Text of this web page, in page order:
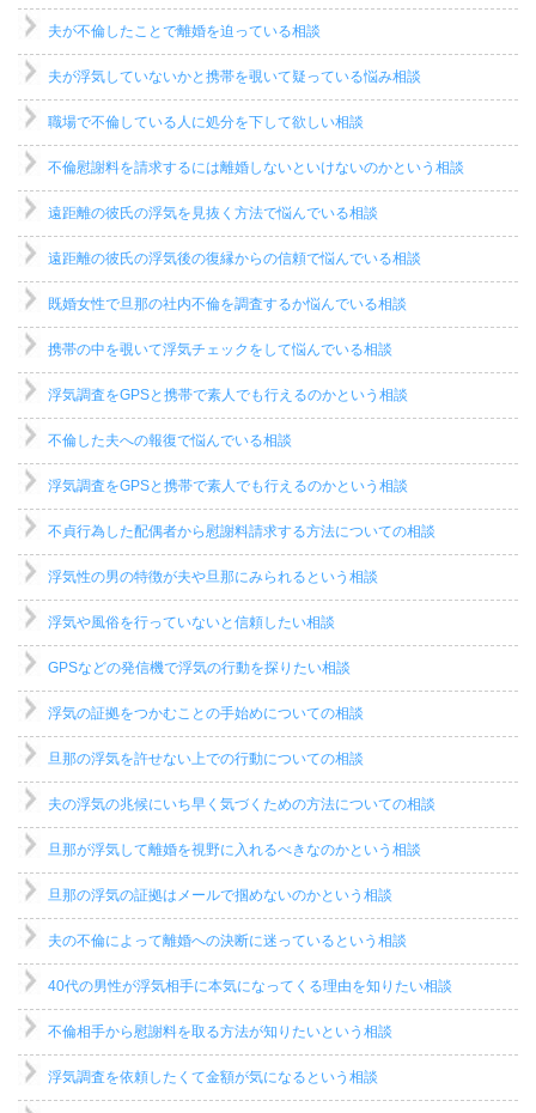
夫が不倫したことで離婚を迫っている相談
夫が浮気していないかと携帯を覗いて疑っている悩み相談
職場で不倫している人に処分を下して欲しい相談
不倫慰謝料を請求するには離婚しないといけないのかという相談
遠距離の彼氏の浮気を見抜く方法で悩んでいる相談
遠距離の彼氏の浮気後の復縁からの信頼で悩んでいる相談
既婚女性で旦那の社内不倫を調査するか悩んでいる相談
携帯の中を覗いて浮気チェックをして悩んでいる相談
浮気調査をGPSと携帯で素人でも行えるのかという相談
不倫した夫への報復で悩んでいる相談
浮気調査をGPSと携帯で素人でも行えるのかという相談
不貞行為した配偶者から慰謝料請求する方法についての相談
浮気性の男の特徴が夫や旦那にみられるという相談
浮気や風俗を行っていないと信頼したい相談
GPSなどの発信機で浮気の行動を探りたい相談
浮気の証拠をつかむことの手始めについての相談
旦那の浮気を許せない上での行動についての相談
夫の浮気の兆候にいち早く気づくための方法についての相談
旦那が浮気して離婚を視野に入れるべきなのかという相談
旦那の浮気の証拠はメールで掴めないのかという相談
夫の不倫によって離婚への決断に迷っているという相談
40代の男性が浮気相手に本気になってくる理由を知りたい相談
不倫相手から慰謝料を取る方法が知りたいという相談
浮気調査を依頼したくて金額が気になるという相談